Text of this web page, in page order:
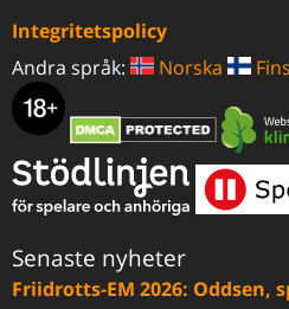
Integritetspolicy
Andra språk:
Norska
Senaste nyheter
Friidrotts-EM 2026: Oddsen,